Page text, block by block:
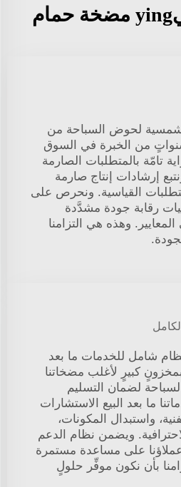
Why choose وييying مضخة حمام
لحوض السباحة من
من الخبرة في السوق
تامّة بالمتطلبات الصارمة
إرشادات إنتاج صارمة
القياسية. ونحرص على
رقابة جودة مشدَّدة
وهذه هي التزامنا
شامل للخدمات ما بعد
بمخزونٍ كبيرٍ لأغلب مضخاتنا
لضمان التسليم
ما بعد البيع الاستشارات
واستبدال المكونات،
ويضمن نظام الدعم
على مساعدة مستمرة
بأن نكون موفِّر حلولٍ